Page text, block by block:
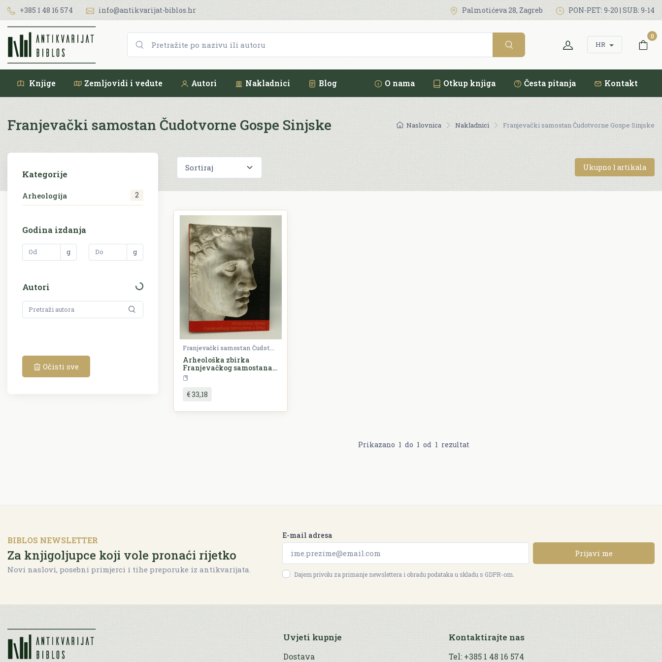
+385 1 48 16 574 info@antikvarijat-biblos.hr Palmotićeva 28, Zagreb PON-PET: 9-20 | SUB: 9-14
HR
0
Knjige Zemljovidi i vedute Autori Nakladnici Blog O nama Otkup knjiga Česta pitanja Kontakt
Naslovnica Nakladnici Franjevački samostan Čudotvorne Gospe Sinjske
Franjevački samostan Čudotvorne Gospe Sinjske
Kategorije
Arheologija 2
Godina izdanja
g g
Autori
Očisti sve
Ukupno 1 artikala
Franjevački samostan Čudotvorne Gospe Sinjske
Arheološka zbirka
Franjevačkog samostana u
Sinju
€ 33,18
Prikazano 1 do 1 od 1 rezultat
BIBLOS NEWSLETTER
Za knjigoljupce koji vole pronaći rijetko
Novi naslovi, posebni primjerci i tihe preporuke iz antikvarijata.
E-mail adresa
Prijavi me
Dajem privolu za primanje newslettera i obradu podataka u skladu s GDPR-om.
Uvjeti kupnje
Dostava
Kontaktirajte nas
Tel: +385 1 48 16 574